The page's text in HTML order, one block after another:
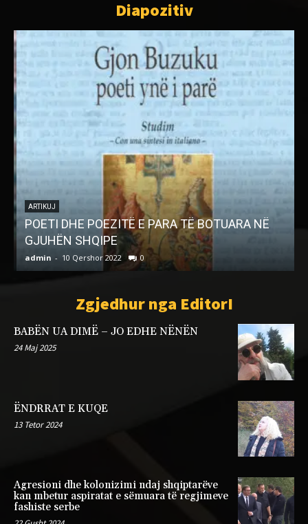
Diapozitiv
ARTIKUJ
POETI DHE POEZITË E PARA TË BOTUARA NË
GJUHËN SHQIPE
admin 10 Qershor 2022 0
Zgjedhur nga EditorI
BABËN UA DIMË – JO EDHE NËNËN
24 Maj 2025
ËNDRRAT E KUQE
13 Tetor 2024
Agresioni dhe kolonizimi ndaj shqiptarëve
kan mbetur aspiratat e sëmuara të regjimeve
fashiste serbe